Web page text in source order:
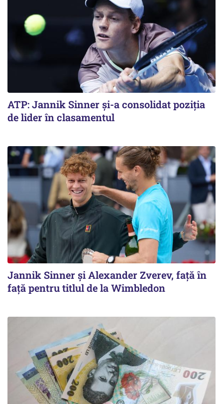
ATP: Jannik Sinner și-a consolidat poziția
de lider în clasamentul
Jannik Sinner și Alexander Zverev, față în
față pentru titlul de la Wimbledon